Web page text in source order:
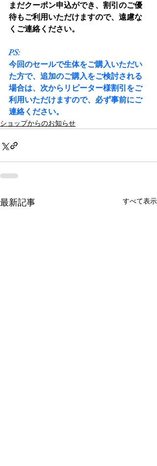
まだクーポン申込ができ、割引のご優
待もご利用いただけますので、遠慮な
くご連絡ください。
PS:
今回のセールで生体をご購入いただい
た方で、追加のご購入をご検討される
場合は、次からリピーター様割引をご
利用いただけますので、必ず事前にご
連絡ください。
ショップからのお知らせ
最新記事 すべて表示